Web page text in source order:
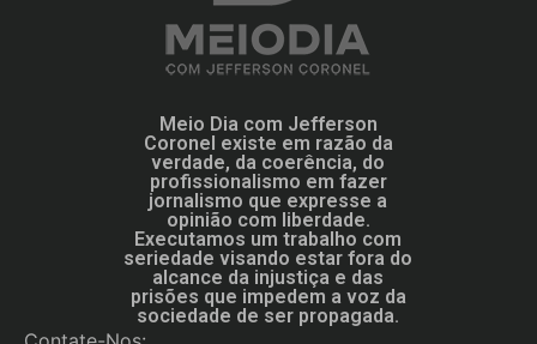
Meio Dia com Jefferson
Coronel existe em razão da
verdade, da coerência, do
profissionalismo em fazer
jornalismo que expresse a
opinião com liberdade.
Executamos um trabalho com
seriedade visando estar fora do
alcance da injustiça e das
prisões que impedem a voz da
sociedade de ser propagada.